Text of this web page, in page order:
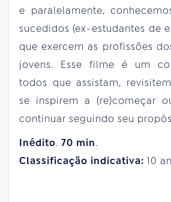
e paralelamente,
sucedidos (ex-estudantes de
que exercem as profissões
jovens. Esse filme é um
todos que assistam,
se inspirem a (re)começar
continuar seguindo seu
Inédito. 70 min.
Classificação indicativa: 10